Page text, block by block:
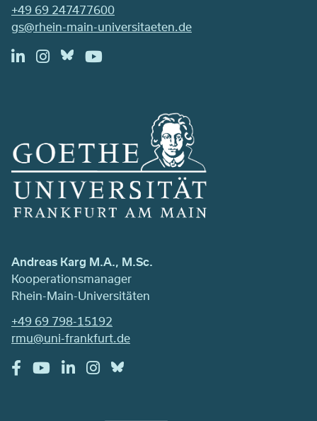
+49 69 247477600
gs@rhein-main-universitaeten.de
Andreas Karg M.A., M.Sc.
Kooperationsmanager
Rhein-Main-Universitäten
+49 69 798-15192
rmu@uni-frankfurt.de